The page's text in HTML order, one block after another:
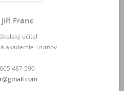
Franc
učitel
akademie Trutnov
487 590